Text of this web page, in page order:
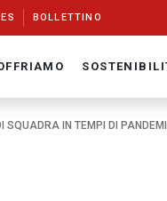
BOLLETTINO
SQUADRA IN TEMPI DI